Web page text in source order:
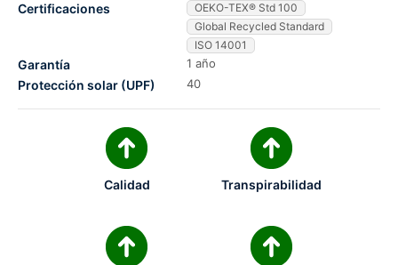
Certificaciones
OEKO-TEX® Std 100
Global Recycled Standard
ISO 14001
Garantía 1 año
Protección solar (UPF) 40
Calidad Transpirabilidad